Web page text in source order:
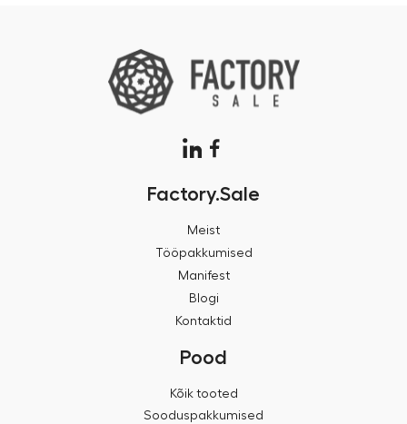
Factory.Sale
Meist
Tööpakkumised
Manifest
Blogi
Kontaktid
Pood
Kõik tooted
Sooduspakkumised